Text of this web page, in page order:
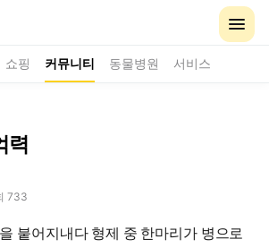
쇼핑 커뮤니티 동물병원 서비스
력
733
붙어지내다 형제 중 한마리가 병으로